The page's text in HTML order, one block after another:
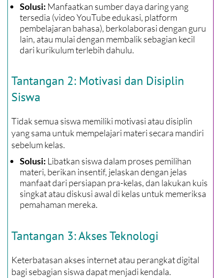
Solusi: Manfaatkan sumber daya daring yang
tersedia (video YouTube edukasi, platform
pembelajaran bahasa), berkolaborasi dengan guru
lain, atau mulai dengan membalik sebagian kecil
dari kurikulum terlebih dahulu.
Tantangan 2: Motivasi dan Disiplin
Siswa
Tidak semua siswa memiliki motivasi atau disiplin
yang sama untuk mempelajari materi secara mandiri
sebelum kelas.
Solusi: Libatkan siswa dalam proses pemilihan
materi, berikan insentif, jelaskan dengan jelas
manfaat dari persiapan pra-kelas, dan lakukan kuis
singkat atau diskusi awal di kelas untuk memeriksa
pemahaman mereka.
Tantangan 3: Akses Teknologi
Keterbatasan akses internet atau perangkat digital
bagi sebagian siswa dapat menjadi kendala.